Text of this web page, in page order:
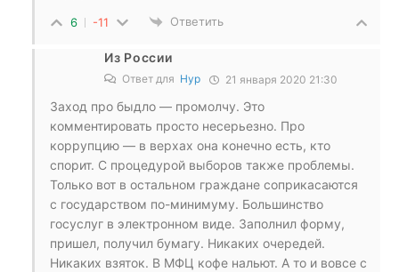
6 -11 Ответить
Из России
Ответ для Нур 21 января 2020 21:30
Заход про быдло — промолчу. Это
комментировать просто несерьезно. Про
коррупцию — в верхах она конечно есть, кто
спорит. С процедурой выборов также проблемы.
Только вот в остальном граждане соприкасаются
с государством по-минимуму. Большинство
госуслуг в электронном виде. Заполнил форму,
пришел, получил бумагу. Никаких очередей.
Никаких взяток. В МФЦ кофе нальют. А то и вовсе с